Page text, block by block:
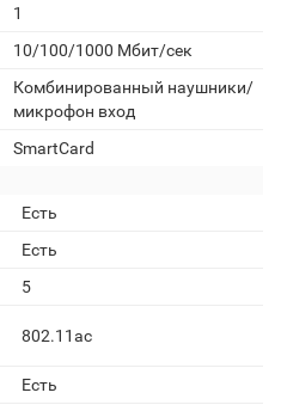
1
10/100/1000 Мбит/сек
Комбинированный наушники/
микрофон вход
SmartCard
Есть
Есть
5
802.11ac
Есть